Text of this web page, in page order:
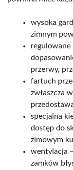
wysoka
zimnym
regulowane
przerwy,
fartuch
zwłaszcza
specjalna
dostęp do
zimowym
wentylacja
zamków